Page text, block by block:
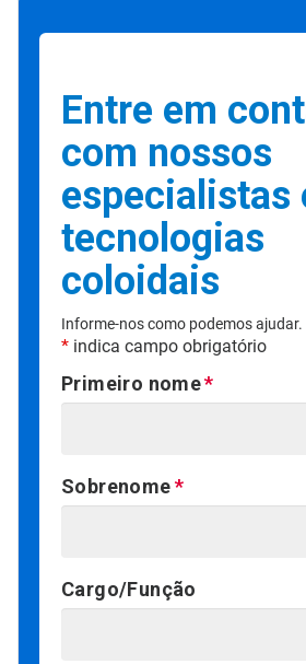
Entre em
com nossos
especialistas
tecnologias
coloidais
Informe-nos como podemos ajudar.
* indica campo obrigatório
Primeiro nome
Sobrenome
Cargo/Função